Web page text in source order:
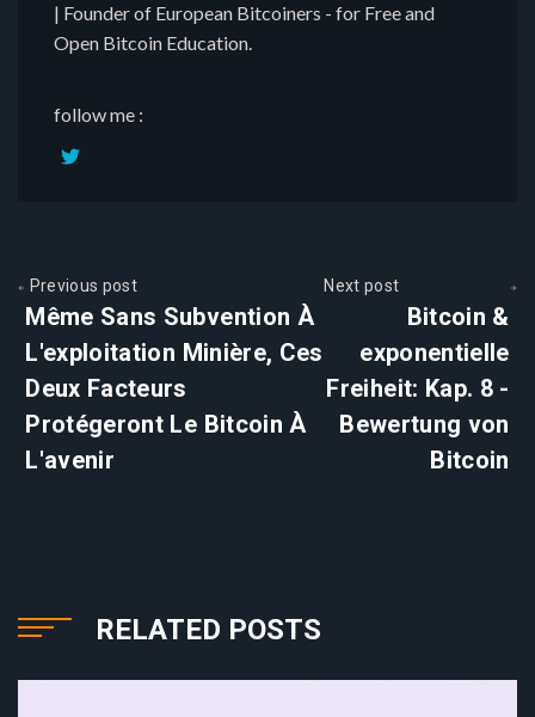
| Founder of European Bitcoiners - for Free and
Open Bitcoin Education.
follow me :
Previous post
Même Sans Subvention À
L'exploitation Minière, Ces
Deux Facteurs
Protégeront Le Bitcoin À
L'avenir
Next post
Bitcoin &
exponentielle
Freiheit: Kap. 8 -
Bewertung von
Bitcoin
RELATED POSTS